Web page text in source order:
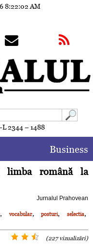
8:22:05 AM
2344 – 1488
Business
limba română la
Jurnalul Prahovean
, vocabular, posturi, selectia,
(227 vizualizări)